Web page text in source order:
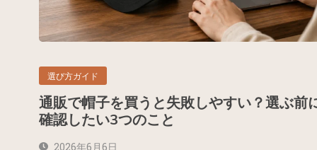
選び方ガイド
通販で帽子を買うと失敗しやすい？選ぶ前
確認したい3つのこと
2026年6月6日